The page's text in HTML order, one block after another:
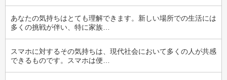
あなたの気持ちはとても理解できます。新しい場所での生活には
多くの挑戦が伴い、特に家族…
スマホに対するその気持ちは、現代社会において多くの人が共感
できるものです。スマホは便…